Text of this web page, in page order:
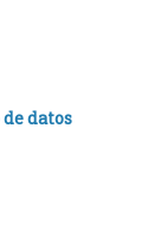
datos